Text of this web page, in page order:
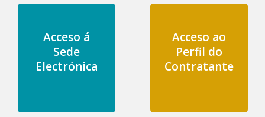
Acceso á
Sede
Electrónica
Acceso ao
Perfil do
Contratante